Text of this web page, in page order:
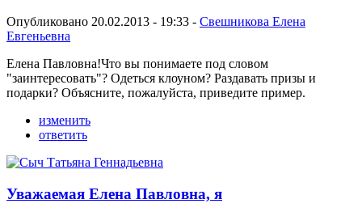
Опубликовано 20.02.2013 - 19:33 - Свешникова Елена
Евгеньевна
Елена Павловна!Что вы понимаете под словом
"заинтересовать"? Одеться клоуном? Раздавать призы и
подарки? Объясните, пожалуйста, приведите пример.
изменить
ответить
Уважаемая Елена Павловна, я